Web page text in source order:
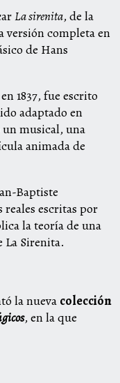
La sirenita, de la
versión completa en
de Hans
1837, fue escrito
adaptado en
un musical, una
animada de
Baptiste
reales escritas por
la teoría de una
Sirenita.
la nueva colección
, en la que